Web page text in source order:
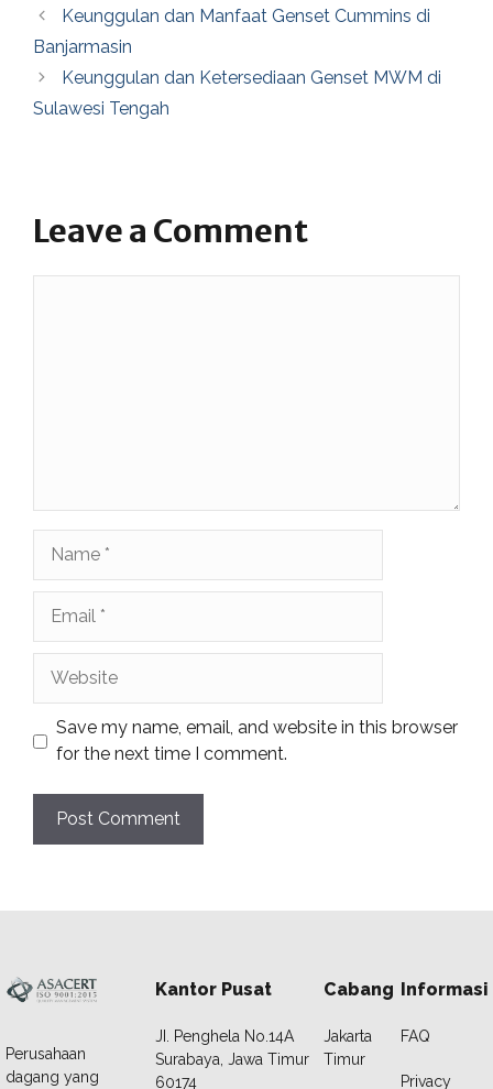
Keunggulan dan Manfaat Genset Cummins di
Banjarmasin
Keunggulan dan Ketersediaan Genset MWM di
Sulawesi Tengah
Leave a Comment
Save my name, email, and website in this browser
for the next time I comment.
Perusahaan
dagang yang
Kantor Pusat
JI. Penghela No.14A
Surabaya, Jawa Timur
60174
Cabang
Jakarta
Timur
Informasi
FAQ
Privacy